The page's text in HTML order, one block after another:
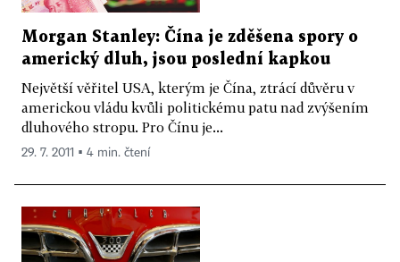
Morgan Stanley: Čína je zděšena spory o
americký dluh, jsou poslední kapkou
Největší věřitel USA, kterým je Čína, ztrácí důvěru v
americkou vládu kvůli politickému patu nad zvýšením
dluhového stropu. Pro Čínu je...
29. 7. 2011 ▪ 4 min. čtení